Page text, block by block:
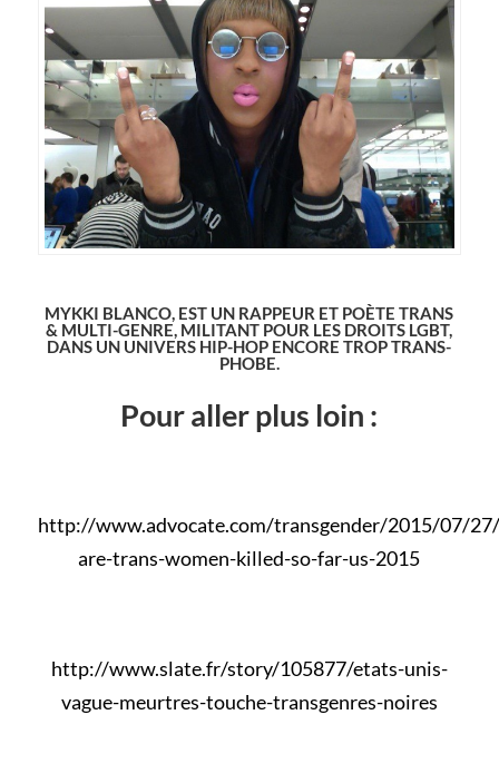
MYKKI BLANCO, EST UN RAPPEUR ET POÈTE TRANS
& MULTI-GENRE, MILITANT POUR LES DROITS LGBT,
DANS UN UNIVERS HIP-HOP ENCORE TROP TRANS-
PHOBE.
Pour aller plus loin :
http://www.advocate.com/transgender/2015/07/
are-trans-women-killed-so-far-us-2015
http://www.slate.fr/story/105877/etats-unis-
vague-meurtres-touche-transgenres-noires